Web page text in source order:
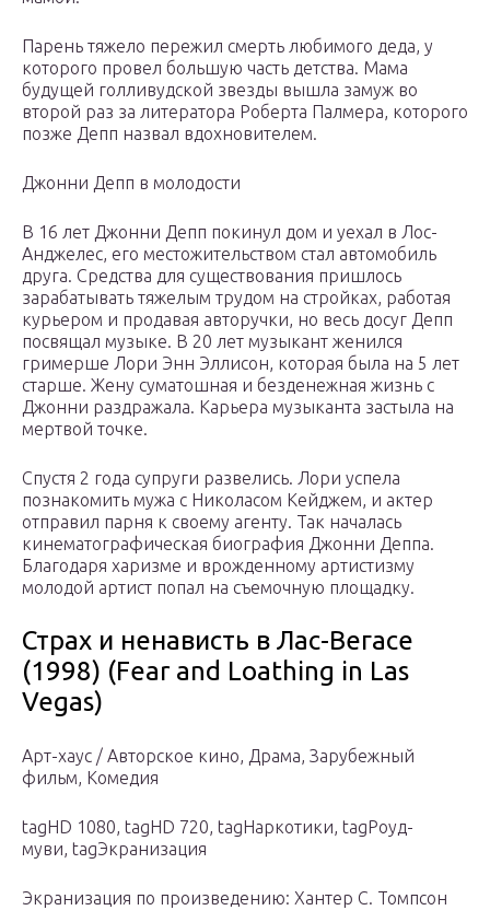
Парень тяжело пережил смерть любимого деда, у
которого провел большую часть детства. Мама
будущей голливудской звезды вышла замуж во
второй раз за литератора Роберта Палмера, которого
позже Депп назвал вдохновителем.
Джонни Депп в молодости
В 16 лет Джонни Депп покинул дом и уехал в Лос-
Анджелес, его местожительством стал автомобиль
друга. Средства для существования пришлось
зарабатывать тяжелым трудом на стройках, работая
курьером и продавая авторучки, но весь досуг Депп
посвящал музыке. В 20 лет музыкант женился
гримерше Лори Энн Эллисон, которая была на 5 лет
старше. Жену суматошная и безденежная жизнь с
Джонни раздражала. Карьера музыканта застыла на
мертвой точке.
Спустя 2 года супруги развелись. Лори успела
познакомить мужа с Николасом Кейджем, и актер
отправил парня к своему агенту. Так началась
кинематографическая биография Джонни Деппа.
Благодаря харизме и врожденному артистизму
молодой артист попал на съемочную площадку.
Страх и ненависть в Лас-Вегасе
(1998) (Fear and Loathing in Las
Vegas)
Арт-хаус / Авторское кино, Драма, Зарубежный
фильм, Комедия
tagHD 1080, tagHD 720, tagНаркотики, tagРоуд-
муви, tagЭкранизация
Экранизация по произведению: Хантер С. Томпсон